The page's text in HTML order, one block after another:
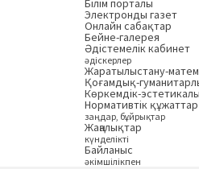
Білім порталы
Электронды газет
Онлайн сабақтар
Бейне-галерея
Әдістемелік кабинет
әдіскерлер
Жаратылыстану-
Қоғамдық-
Көркемдік-
Нормативтік құжаттар
заңдар, бұйрықтар
Жаңалықтар
күнделікті
Байланыс
әкімшілікпен